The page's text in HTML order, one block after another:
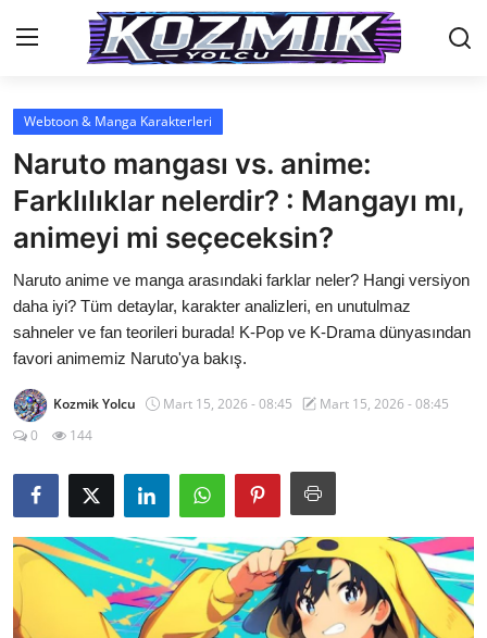
Anasayfa
İletişim
Genel
Anime Önerileri
Kore Dünyası
Anime
Dizi & Film
Testler
Webtoon & Manga Karakterleri
Naruto mangası vs. anime:
Farklılıklar nelerdir? : Mangayı mı,
animeyi mi seçeceksin?
Naruto anime ve manga arasındaki farklar neler? Hangi versiyon
daha iyi? Tüm detaylar, karakter analizleri, en unutulmaz
sahneler ve fan teorileri burada! K-Pop ve K-Drama dünyasından
favori animemiz Naruto'ya bakış.
Kozmik Yolcu Mart 15, 2026 - 08:45
Mart 15, 2026 - 08:45
0
144